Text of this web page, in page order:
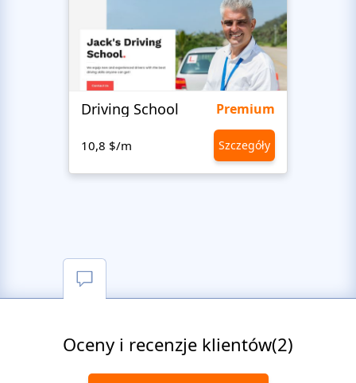
Driving School Premium
10,8 $/m Szczegóły
Oceny i recenzje klientów(2)